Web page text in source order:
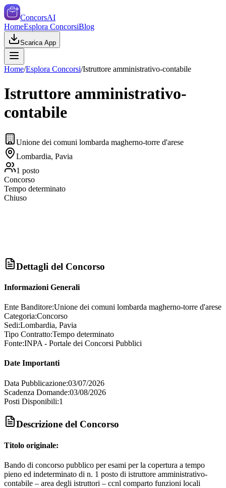
ConcorsAI
HomeEsplora ConcorsiBlog
Scarica App
Home/Esplora Concorsi/Istruttore amministrativo-contabile
Istruttore amministrativo-
contabile
Unione dei comuni lombarda magherno-torre d'arese
Lombardia, Pavia
1 posto
Concorso
Tempo determinato
Chiuso
Dettagli del Concorso
Informazioni Generali
Ente Banditore:Unione dei comuni lombarda magherno-torre d'arese
Categoria:Concorso
Sedi:Lombardia, Pavia
Tipo Contratto:Tempo determinato
Fonte:INPA - Portale dei Concorsi Pubblici
Date Importanti
Data Pubblicazione:03/07/2026
Scadenza Domande:03/08/2026
Posti Disponibili:1
Descrizione del Concorso
Titolo originale:
Bando di concorso pubblico per esami per la copertura a tempo
pieno ed indeterminato di n. 1 posto di istruttore amministrativo-
contabile – area degli istruttori – ccnl comparto funzioni locali